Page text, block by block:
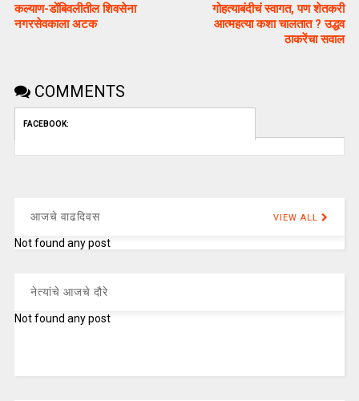
कल्याण-डोंबिवलीतील शिवसेना
नगरसेवकाला अटक
गोहत्याबंदीचं स्वागत, पण शेतकरी
आत्महत्या कशा चालतात ? उद्धव
ठाकरेंचा सवाल
COMMENTS
FACEBOOK:
आजचे वाढदिवस VIEW ALL
Not found any post
नेत्यांचे आजचे दौरे
Not found any post